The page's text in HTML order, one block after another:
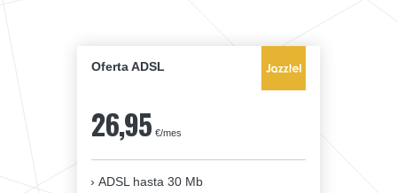
Oferta ADSL
26,95 €/mes
ADSL hasta 30 Mb